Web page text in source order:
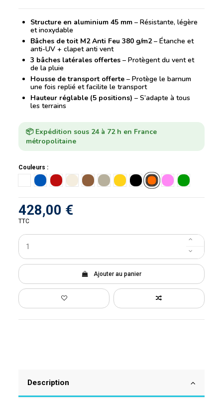
Structure en aluminium 45 mm – Résistante, légère
et inoxydable
Bâches de toit M2 Anti Feu 380 g/m2– Étanche et
anti-UV + clapet anti vent
3 bâches latérales offertes – Protègent du vent et
de la pluie
Housse de transport offerte – Protège le barnum
une fois replié et facilite le transport
Hauteur réglable (5 positions) – S’adapte à tous
les terrains
📦 Expédition sous 24 à 72 h en France
métropolitaine
Couleurs :
Blanc
Bleu Rouge Sable CaramelGris Jaune Noir Orange Rose Vert
428,00 €
TTC
Ajouter au panier
Description